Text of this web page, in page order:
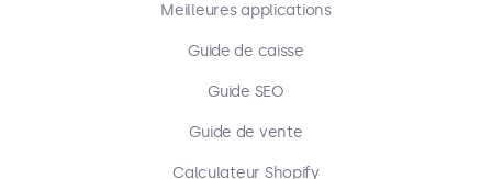
Meilleures applications
Guide de caisse
Guide SEO
Guide de vente
Calculateur Shopify